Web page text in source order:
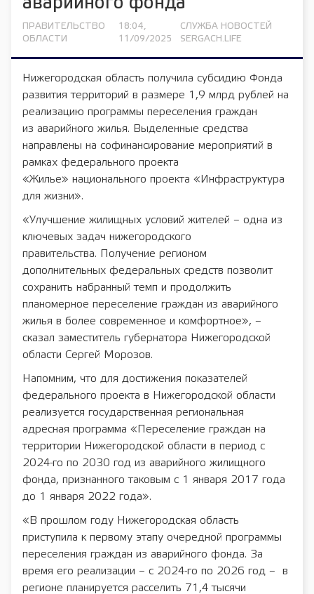
аварийного фонда
ПРАВИТЕЛЬСТВО
ОБЛАСТИ
18:04,
11/09/2025
СЛУЖБА НОВОСТЕЙ
SERGACH.LIFE
Нижегородская область получила субсидию Фонда
развития территорий в размере 1,9 млрд рублей на
реализацию программы переселения граждан
из аварийного жилья. Выделенные средства
направлены на софинансирование мероприятий в
рамках федерального проекта
«Жилье» национального проекта «Инфраструктура
для жизни».
«Улучшение жилищных условий жителей – одна из
ключевых задач нижегородского
правительства. Получение регионом
дополнительных федеральных средств позволит
сохранить набранный темп и продолжить
планомерное переселение граждан из аварийного
жилья в более современное и комфортное», –
сказал заместитель губернатора Нижегородской
области Сергей Морозов.
Напомним, что для достижения показателей
федерального проекта в Нижегородской области
реализуется государственная региональная
адресная программа «Переселение граждан на
территории Нижегородской области в период с
2024-го по 2030 год из аварийного жилищного
фонда, признанного таковым с 1 января 2017 года
до 1 января 2022 года».
«В прошлом году Нижегородская область
приступила к первому этапу очередной программы
переселения граждан из аварийного фонда. За
время его реализации – с 2024-го по 2026 год – в
регионе планируется расселить 71,4 тысячи